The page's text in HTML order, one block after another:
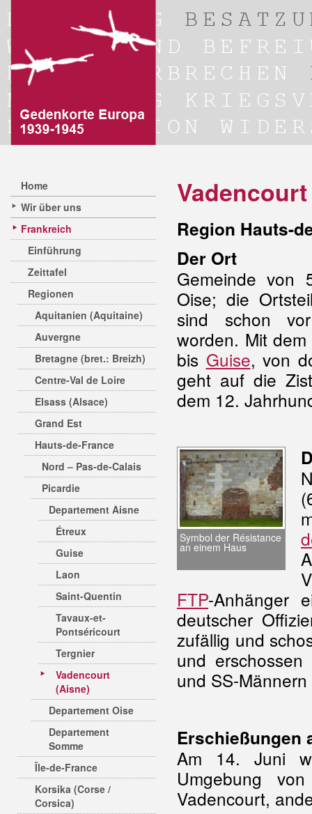
Home
Wir über uns
Frankreich
Einführung
Zeittafel
Regionen
Aquitanien (Aquitaine)
Auvergne
Bretagne (bret.: Breizh)
Centre-Val de Loire
Elsass (Alsace)
Grand Est
Hauts-de-France
Nord – Pas-de-Calais
Picardie
Departement Aisne
Étreux
Guise
Laon
Saint-Quentin
Tavaux-et-
Pontséricourt
Tergnier
Vadencourt
(Aisne)
Departement Oise
Departement
Somme
Île-de-France
Korsika (Corse /
Corsica)
Region Hauts-
Der Ort
Gemeinde von
Oise; die
sind schon
worden. Mit
bis Guise, von
geht auf die
dem 12.
Symbol der Résistance
an einem Haus
FTP-Anhänger
deutscher
zufällig und
und
und SS-
Erschießungen
Am 14. Juni
Umgebung
Vadencourt,